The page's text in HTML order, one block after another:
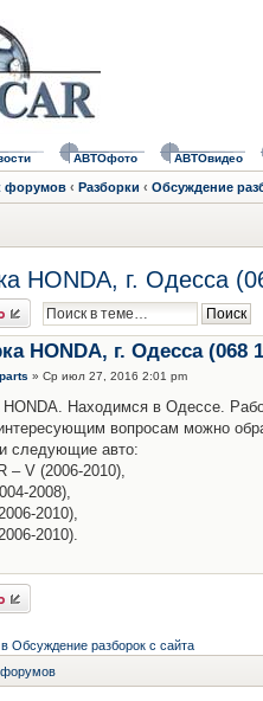
АВТОфото АВТОвидео
форумов ‹ Разборки ‹ Обсуждение
HONDA, г. Одесса
HONDA, г. Одесса (068
» Ср июл 27, 2016 2:01 pm
HONDA. Находимся в Одессе.
вопросам можно
следующие авто:
– V (2006-2010),
2008),
2010),
2010).
Обсуждение разборок с сайта